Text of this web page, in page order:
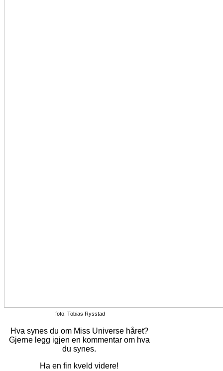
foto: Tobias Rysstad
Hva synes du om Miss Universehåret?
Gjerne legg igjen en kommentar om hva
dusynes.
Ha en fin kveld videre!